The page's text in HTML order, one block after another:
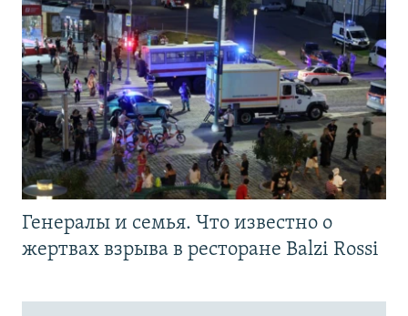
Генералы и семья. Что известно о
жертвах взрыва в ресторане Balzi Rossi